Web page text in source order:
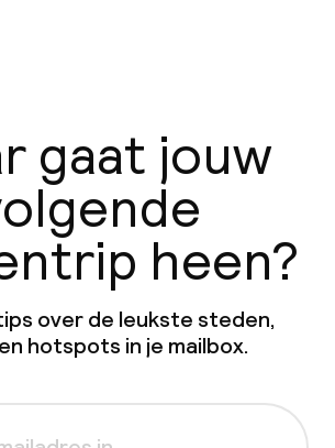
gaat jouw
heen?
over de leukste steden,
hotspots in je mailbox.